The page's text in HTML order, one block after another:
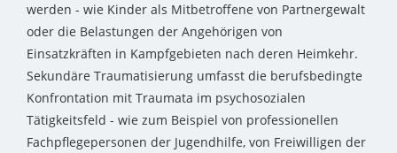
werden - wie Kinder als Mitbetroffene von Partnergewalt
oder die Belastungen der Angehörigen von
Einsatzkräften in Kampfgebieten nach deren Heimkehr.
Sekundäre Traumatisierung umfasst die berufsbedingte
Konfrontation mit Traumata im psychosozialen
Tätigkeitsfeld - wie zum Beispiel von professionellen
Fachpflegepersonen der Jugendhilfe, von Freiwilligen der